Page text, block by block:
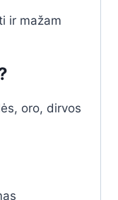
ir mažam
oro, dirvos